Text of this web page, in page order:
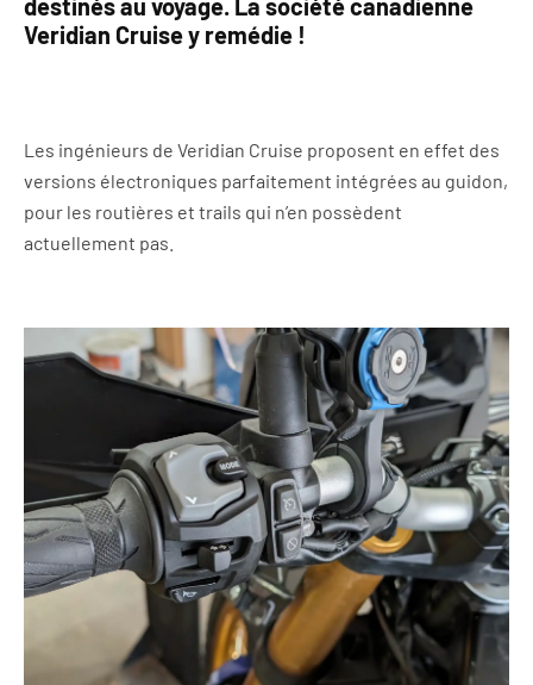
destinés au voyage. La société canadienne
Veridian Cruise y remédie !
Les ingénieurs de Veridian Cruise proposent en effet des
versions électroniques parfaitement intégrées au guidon,
pour les routières et trails qui n’en possèdent
actuellement pas.